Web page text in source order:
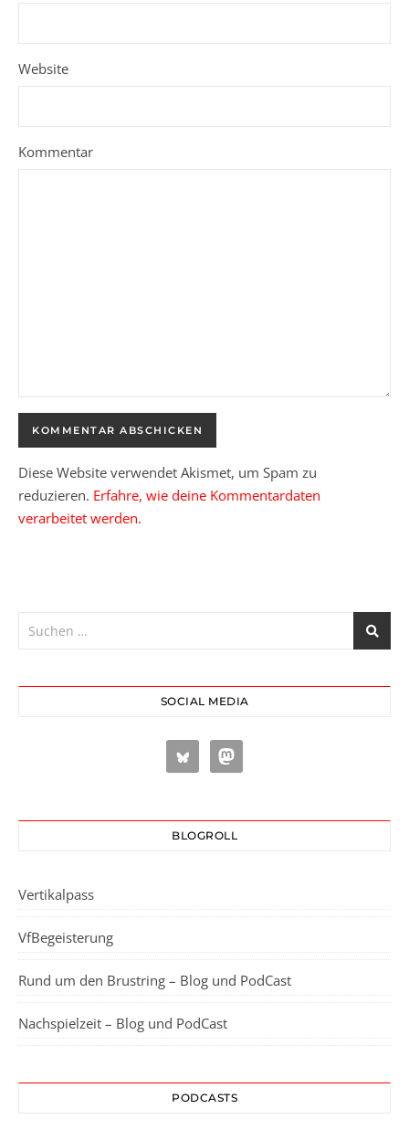
Website
Kommentar
Diese Website verwendet Akismet, um Spam zu
reduzieren. Erfahre, wie deine Kommentardaten
verarbeitet werden.
SOCIAL MEDIA
BLOGROLL
Vertikalpass
VfBegeisterung
Rund um den Brustring – Blog und PodCast
Nachspielzeit – Blog und PodCast
PODCASTS